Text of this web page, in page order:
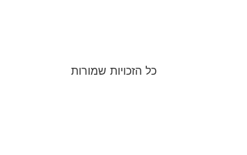
כל הזכויות שמורות